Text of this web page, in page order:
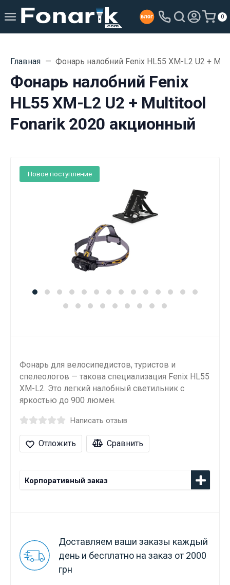
0
Главная Фонарь налобний Fenix HL55 XM-L2 U2 +
Фонарь налобний Fenix
HL55 XM-L2 U2 + Multitool
Fonarik 2020 акционный
Новое поступление
Фонарь для велосипедистов, туристов и
спелеологов — такова специализация Fenix HL55
XM-L2. Это легкий налобный светильник с
яркостью до 900 люмен.
Написать отзыв
Отложить Сравнить
Корпоративный заказ
Доставляем ваши заказы каждый
день и бесплатно на заказ от 2000
грн